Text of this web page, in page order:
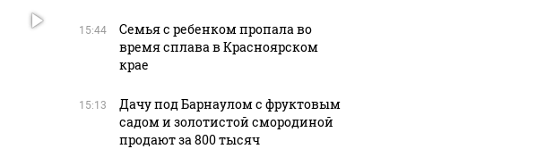
15:44
Семья с ребенком пропала во
время сплава в Красноярском
крае
15:13
Дачу под Барнаулом с фруктовым
садом и золотистой смородиной
продают за 800 тысяч